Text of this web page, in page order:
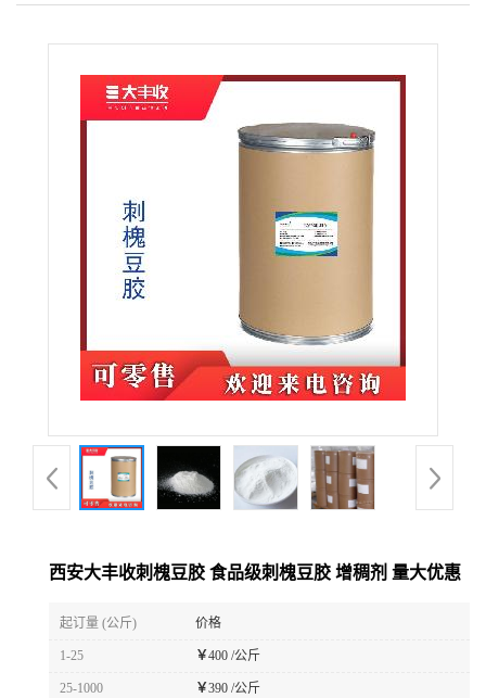
西安大丰收刺槐豆胶 食品级刺槐豆胶 增稠剂 量大优惠
起订量 (公斤) 价格
1-25 ￥400 /公斤
25-1000 ￥390 /公斤